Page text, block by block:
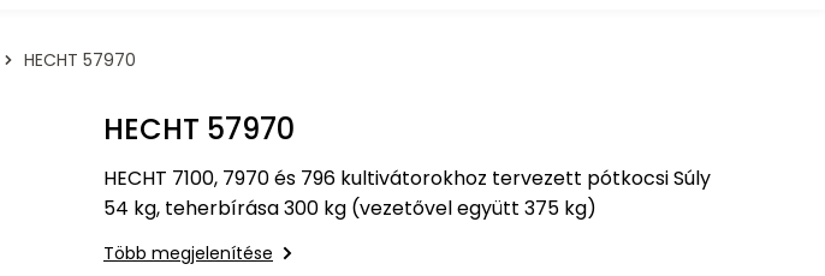
HECHT 57970
HECHT 57970
HECHT 7100, 7970 és 796 kultivátorokhoz tervezett pótkocsi Súly
54 kg, teherbírása 300 kg (vezetővel együtt 375 kg)
Több megjelenítése